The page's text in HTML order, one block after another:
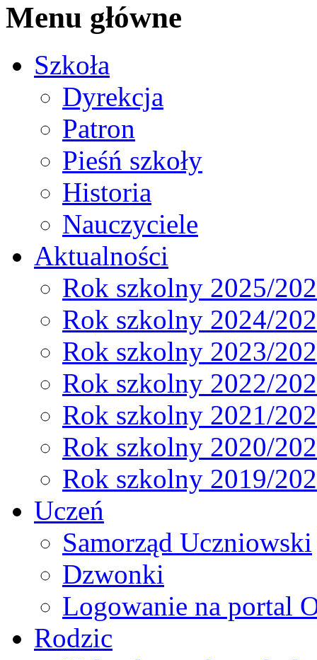
Menu główne
Szkoła
Dyrekcja
Patron
Pieśń szkoły
Historia
Nauczyciele
Aktualności
Rok szkolny 2025/
Rok szkolny 2024/
Rok szkolny 2023/
Rok szkolny 2022/
Rok szkolny 2021/
Rok szkolny 2020/
Rok szkolny 2019/
Uczeń
Samorząd Uczniowski
Dzwonki
Logowanie na portal
Rodzic